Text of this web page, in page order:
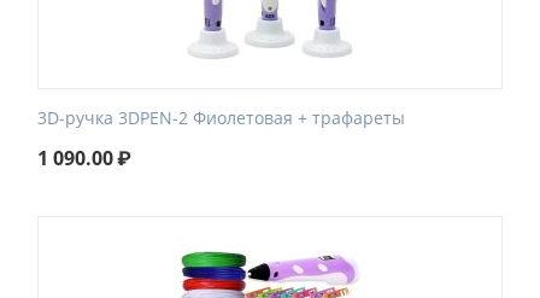
3D-ручка 3DPEN-2 Фиолетовая + трафареты
1 090.00₽